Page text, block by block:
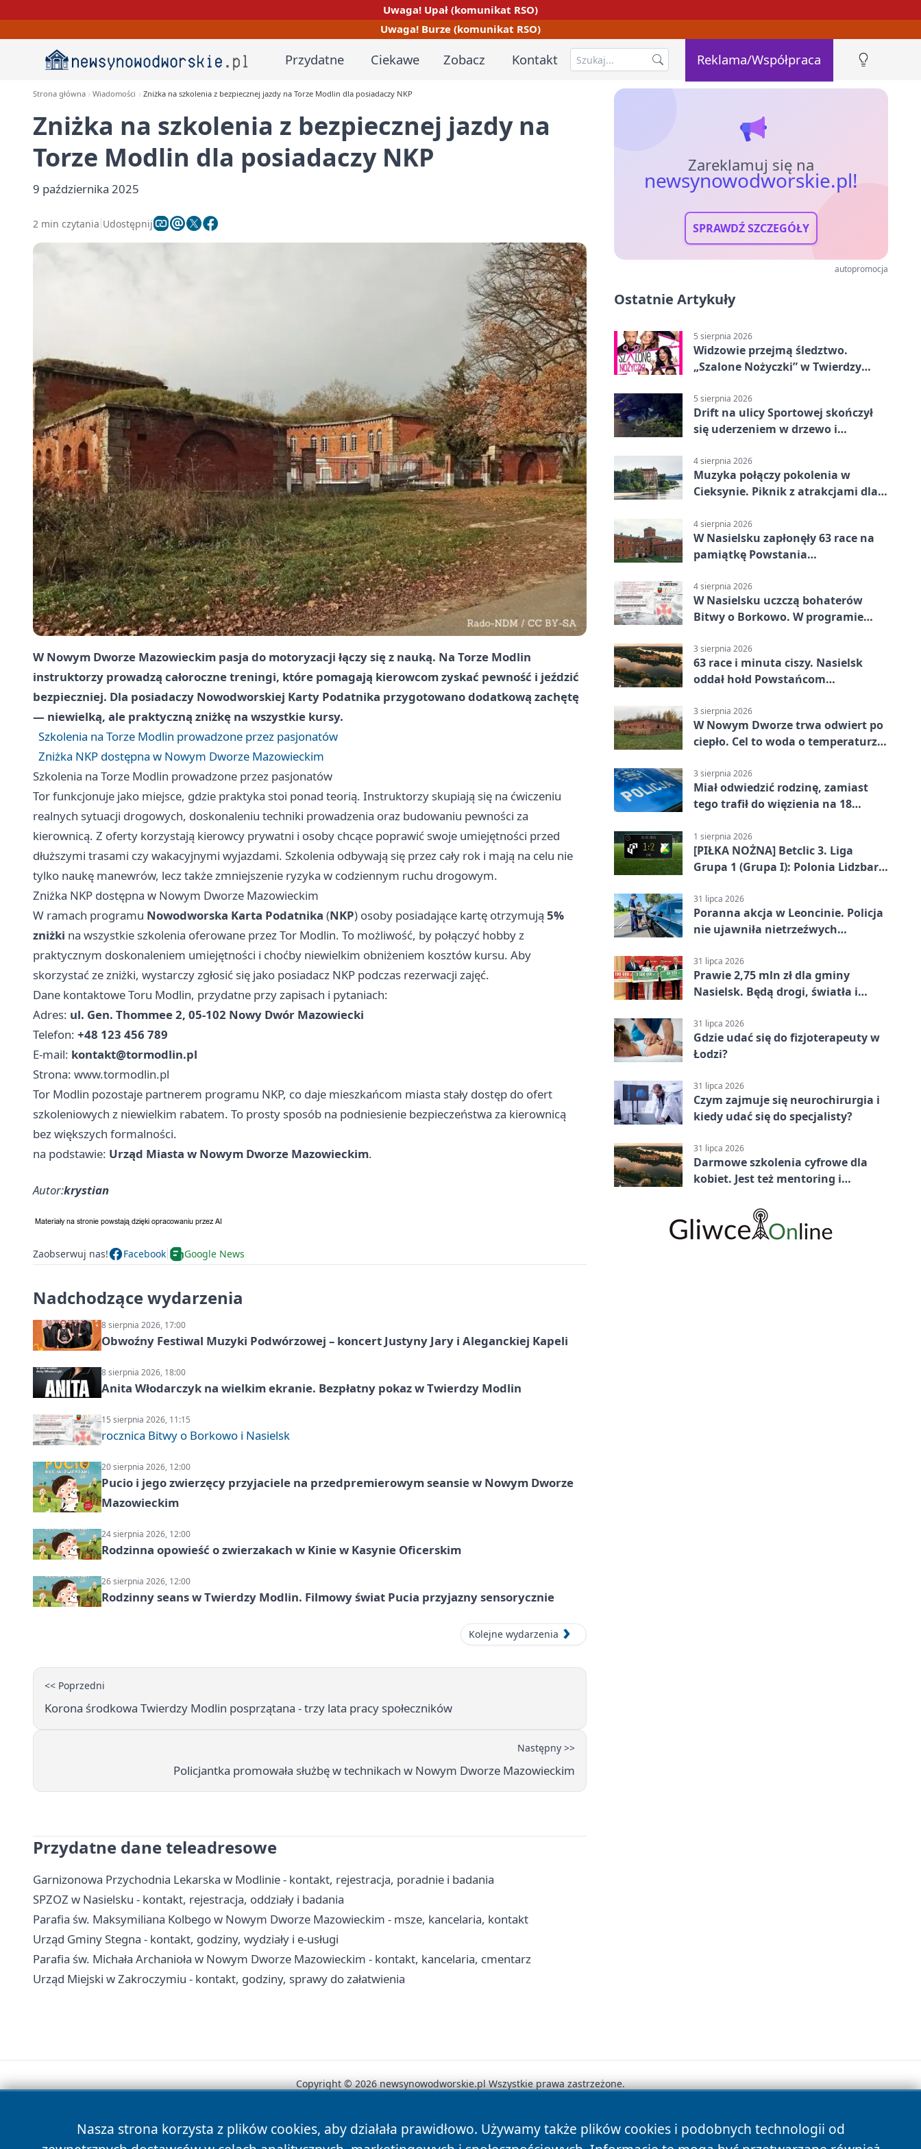
Uwaga! Upał (komunikat RSO)
Uwaga! Burze (komunikat RSO)
Przydatne Ciekawe Zobacz Kontakt Reklama/Współpraca
Strona główna Wiadomości Zniżka na szkolenia z bezpiecznej jazdy na Torze Modlin dla posiadaczy NKP
Zniżka na szkolenia z bezpiecznej jazdy na
Torze Modlin dla posiadaczy NKP
9 października 2025
2 min czytania Udostępnij
W Nowym Dworze Mazowieckim pasja do motoryzacji łączy się z nauką. Na Torze Modlin
instruktorzy prowadzą całoroczne treningi, które pomagają kierowcom zyskać pewność i jeździć
bezpieczniej. Dla posiadaczy Nowodworskiej Karty Podatnika przygotowano dodatkową zachętę
— niewielką, ale praktyczną zniżkę na wszystkie kursy.
Szkolenia na Torze Modlin prowadzone przez pasjonatów
Zniżka NKP dostępna w Nowym Dworze Mazowieckim
Szkolenia na Torze Modlin prowadzone przez pasjonatów
Tor funkcjonuje jako miejsce, gdzie praktyka stoi ponad teorią. Instruktorzy skupiają się na ćwiczeniu
realnych sytuacji drogowych, doskonaleniu techniki prowadzenia oraz budowaniu pewności za
kierownicą. Z oferty korzystają kierowcy prywatni i osoby chcące poprawić swoje umiejętności przed
dłuższymi trasami czy wakacyjnymi wyjazdami. Szkolenia odbywają się przez cały rok i mają na celu nie
tylko naukę manewrów, lecz także zmniejszenie ryzyka w codziennym ruchu drogowym.
Zniżka NKP dostępna w Nowym Dworze Mazowieckim
W ramach programu Nowodworska Karta Podatnika (NKP) osoby posiadające kartę otrzymują 5%
zniżki na wszystkie szkolenia oferowane przez Tor Modlin. To możliwość, by połączyć hobby z
praktycznym doskonaleniem umiejętności i choćby niewielkim obniżeniem kosztów kursu. Aby
skorzystać ze zniżki, wystarczy zgłosić się jako posiadacz NKP podczas rezerwacji zajęć.
Dane kontaktowe Toru Modlin, przydatne przy zapisach i pytaniach:
Adres: ul. Gen. Thommee 2, 05-102 Nowy Dwór Mazowiecki
Telefon: +48 123 456 789
E-mail: kontakt@tormodlin.pl
Strona: www.tormodlin.pl
Tor Modlin pozostaje partnerem programu NKP, co daje mieszkańcom miasta stały dostęp do ofert
szkoleniowych z niewielkim rabatem. To prosty sposób na podniesienie bezpieczeństwa za kierownicą
bez większych formalności.
na podstawie: Urząd Miasta w Nowym Dworze Mazowieckim.
Autor:krystian
Zaobserwuj nas! Facebook Google News
Nadchodzące wydarzenia
8 sierpnia 2026, 17:00
Obwoźny Festiwal Muzyki Podwórzowej – koncert Justyny Jary i Aleganckiej Kapeli
8 sierpnia 2026, 18:00
Anita Włodarczyk na wielkim ekranie. Bezpłatny pokaz w Twierdzy Modlin
15 sierpnia 2026, 11:15
rocznica Bitwy o Borkowo i Nasielsk
20 sierpnia 2026, 12:00
Pucio i jego zwierzęcy przyjaciele na przedpremierowym seansie w Nowym Dworze
Mazowieckim
24 sierpnia 2026, 12:00
Rodzinna opowieść o zwierzakach w Kinie w Kasynie Oficerskim
26 sierpnia 2026, 12:00
Rodzinny seans w Twierdzy Modlin. Filmowy świat Pucia przyjazny sensorycznie
Kolejne wydarzenia
<< Poprzedni
Korona środkowa Twierdzy Modlin posprzątana - trzy lata pracy społeczników
Następny >>
Policjantka promowała służbę w technikach w Nowym Dworze Mazowieckim
Przydatne dane teleadresowe
Garnizonowa Przychodnia Lekarska w Modlinie - kontakt, rejestracja, poradnie i badania
SPZOZ w Nasielsku - kontakt, rejestracja, oddziały i badania
Parafia św. Maksymiliana Kolbego w Nowym Dworze Mazowieckim - msze, kancelaria, kontakt
Urząd Gminy Stegna - kontakt, godziny, wydziały i e-usługi
Parafia św. Michała Archanioła w Nowym Dworze Mazowieckim - kontakt, kancelaria, cmentarz
Urząd Miejski w Zakroczymiu - kontakt, godziny, sprawy do załatwienia
Zareklamuj się na
newsynowodworskie.pl!
SPRAWDŹ SZCZEGÓŁY
autopromocja
Ostatnie Artykuły
5 sierpnia 2026
Widzowie przejmą śledztwo.
„Szalone Nożyczki” w Twierdzy
5 sierpnia 2026
Drift na ulicy Sportowej skończył
się uderzeniem w drzewo i
4 sierpnia 2026
Muzyka połączy pokolenia w
Cieksynie. Piknik z atrakcjami dla
4 sierpnia 2026
W Nasielsku zapłonęły 63 race na
pamiątkę Powstania
4 sierpnia 2026
W Nasielsku uczczą bohaterów
Bitwy o Borkowo. W programie
3 sierpnia 2026
63 race i minuta ciszy. Nasielsk
oddał hołd Powstańcom
3 sierpnia 2026
W Nowym Dworze trwa odwiert po
ciepło. Cel to woda o temperaturze
3 sierpnia 2026
Miał odwiedzić rodzinę, zamiast
tego trafił do więzienia na 18
1 sierpnia 2026
[PIŁKA NOŻNA] Betclic 3. Liga
Grupa 1 (Grupa I): Polonia Lidzbark
Mazowiecki 1:2
31 lipca 2026
Poranna akcja w Leoncinie. Policja
nie ujawniła nietrzeźwych
31 lipca 2026
Prawie 2,75 mln zł dla gminy
Nasielsk. Będą drogi, światła i
31 lipca 2026
Gdzie udać się do fizjoterapeuty w
Łodzi?
31 lipca 2026
Czym zajmuje się neurochirurgia i
kiedy udać się do specjalisty?
31 lipca 2026
Darmowe szkolenia cyfrowe dla
kobiet. Jest też mentoring i
Nasza strona korzysta z plików cookies, aby działała prawidłowo. Używamy także plików cookies i podobnych technologii od
Copyright © 2026 newsynowodworskie.pl Wszystkie prawa zastrzeżone.
News Autorzy Polityka Prywatności Polityka Cookies